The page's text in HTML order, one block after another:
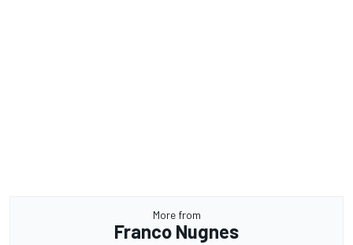
More from
Franco Nugnes